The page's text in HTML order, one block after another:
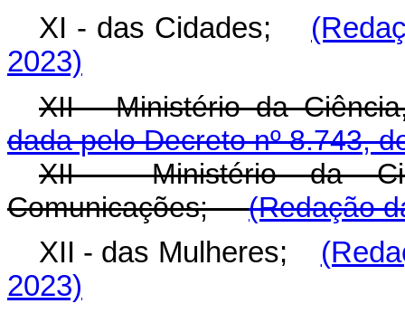
XI - das Cidades;
2023)
XII - Ministério da
dada pelo Decreto nº 8.743,
XII - Ministério da
Comunicações;(Redação
XII - das Mulheres;
2023)